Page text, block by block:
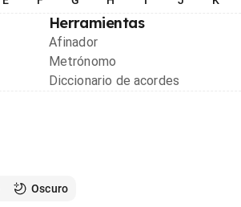
Herramientas
Afinador
Metrónomo
Diccionario de acordes
Oscuro